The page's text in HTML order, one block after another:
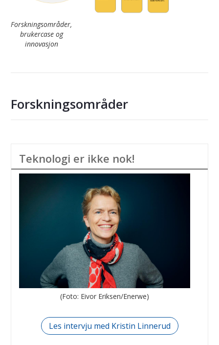
Forskningsområder,
brukercase og
innovasjon
Forskningsområder
Teknologi er ikke nok!
(Foto: Eivor Eriksen/Enerwe)
Les intervju med Kristin Linnerud